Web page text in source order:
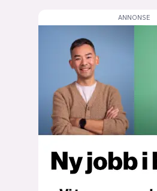
lys modus
mørk modus
nyhetsbrev
kode24-klubben
LinkedIn
Bluesky
Facebook